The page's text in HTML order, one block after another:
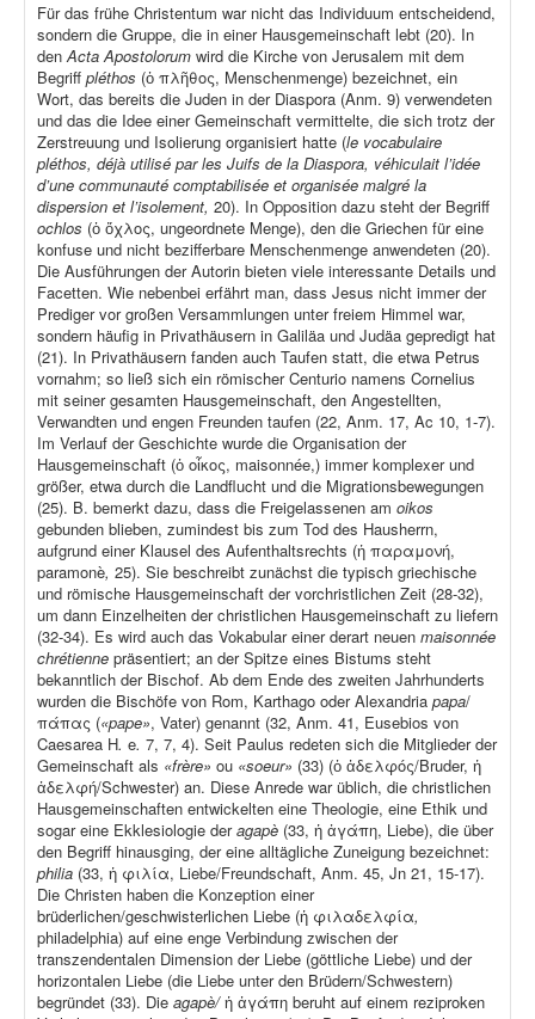
Für das frühe Christentum war nicht das Individuum entscheidend,
sondern die Gruppe, die in einer Hausgemeinschaft lebt (20). In
denActa Apostolorum wird die Kirche von Jerusalem mit dem
Begriff pléthos (ὁ πλῆθος, Menschenmenge) bezeichnet, ein
Wort, das bereits die Juden in der Diaspora (Anm. 9) verwendeten
und das die Idee einer Gemeinschaft vermittelte, die sich trotz der
Zerstreuung und Isolierung organisiert hatte (le vocabulaire
pléthos, déjà utilisé par les Juifs de la Diaspora, véhiculait l’idée
d’une communauté comptabilisée et organisée malgré la
dispersion et l’isolement, 20). In Opposition dazu steht der Begriff
ochlos (ὁ ὄχλος, ungeordnete Menge), den die Griechen für eine
konfuse und nicht bezifferbare Menschenmenge anwendeten (20).
Die Ausführungen der Autorin bieten viele interessante Details und
Facetten. Wie nebenbei erfährt man, dass Jesus nicht immer der
Prediger vor großen Versammlungen unter freiem Himmel war,
sondern häufig in Privathäusern in Galiläa und Judäa gepredigt hat
(21). In Privathäusern fanden auch Taufen statt, die etwa Petrus
vornahm; so ließ sich ein römischer Centurio namens Cornelius
mit seiner gesamten Hausgemeinschaft, den Angestellten,
Verwandten und engen Freunden taufen (22, Anm. 17, Ac 10, 1-7).
Im Verlauf der Geschichte wurde die Organisation der
Hausgemeinschaft (ὁ οἶκος, maisonnée,) immer komplexer und
größer, etwa durch die Landflucht und die Migrationsbewegungen
(25). B. bemerkt dazu, dass die Freigelassenen am oikos
gebunden blieben, zumindest bis zum Tod des Hausherrn,
aufgrund einer Klausel des Aufenthaltsrechts (ἡ παραμονή,
paramonè, 25). Sie beschreibt zunächst die typisch griechische
und römische Hausgemeinschaft der vorchristlichen Zeit (28-32),
um dann Einzelheiten der christlichen Hausgemeinschaft zu liefern
(32-34). Es wird auch das Vokabular einer derart neuen maisonnée
chrétienne präsentiert; an der Spitze eines Bistums steht
bekanntlich der Bischof. Ab dem Ende des zweiten Jahrhunderts
wurden die Bischöfe von Rom, Karthago oder Alexandria papa/
πάπας («pape», Vater) genannt (32, Anm. 41, Eusebios von
Caesarea H. e. 7, 7, 4). Seit Paulus redeten sich die Mitglieder der
Gemeinschaft als «frère» ou «soeur» (33) (ὁ ἀδελφός/Bruder, ἡ
ἀδελφή/Schwester) an. Diese Anrede war üblich, die christlichen
Hausgemeinschaften entwickelten eine Theologie, eine Ethik und
sogar eine Ekklesiologie deragapè (33, ἡ ἀγάπη, Liebe), die über
den Begriff hinausging, der eine alltägliche Zuneigung bezeichnet:
philia (33, ἡ φιλία, Liebe/Freundschaft, Anm. 45, Jn 21, 15-17).
Die Christen haben die Konzeption einer
brüderlichen/geschwisterlichen Liebe (ἡ φιλαδελφία,
philadelphia) auf eine enge Verbindung zwischen der
transzendentalen Dimension der Liebe (göttliche Liebe) und der
horizontalen Liebe (die Liebe unter den Brüdern/Schwestern)
begründet (33). Die agapè/ἡ ἀγάπη beruht auf einem reziproken